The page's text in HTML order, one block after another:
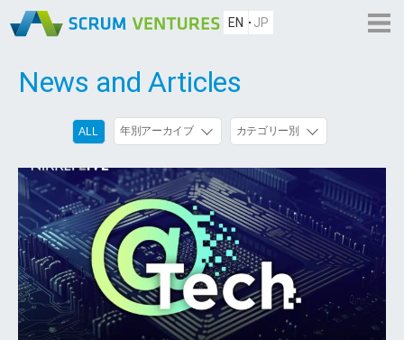
EN JP
News and Articles
ALL 年別アーカイブ カテゴリー別